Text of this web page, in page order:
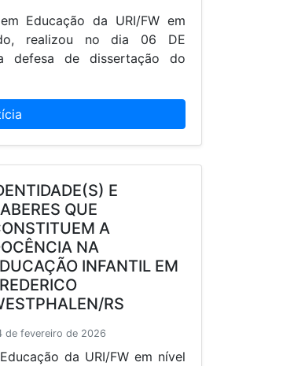
Educação da URI/FW em
realizou no dia 06 DE
defesa de dissertação do
E
QUE
A
NA
INFANTIL EM
RS
de fevereiro de 2026
da URI/FW em nível